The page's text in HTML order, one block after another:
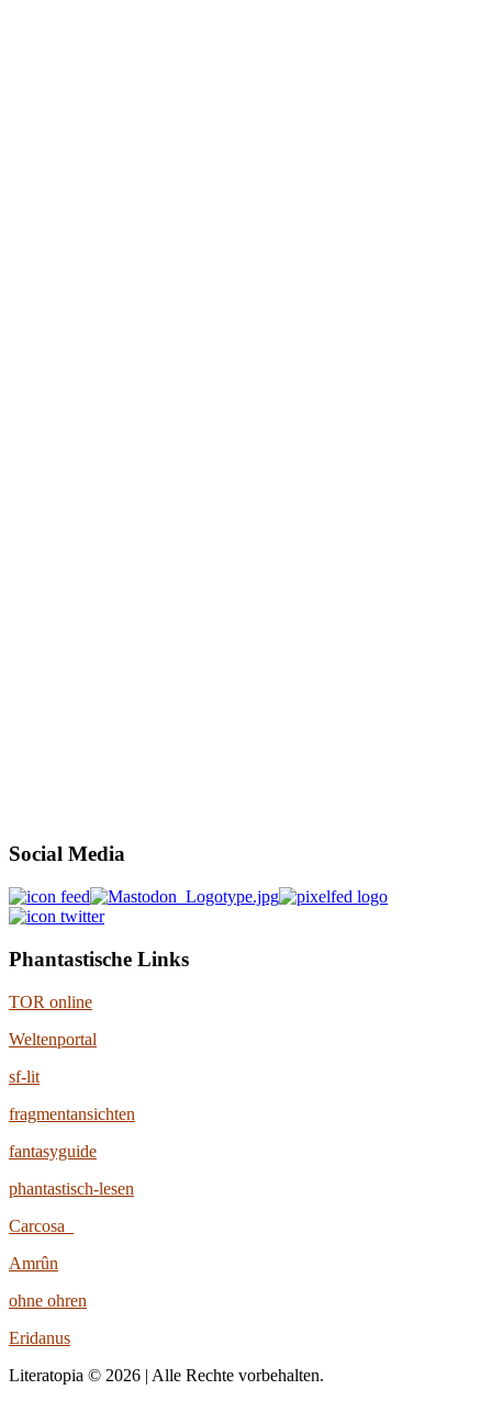
Social Media
Phantastische Links
TOR online
Weltenportal
sf-lit
fragmentansichten
fantasyguide
phantastisch-lesen
Carcosa
Amrûn
ohne ohren
Eridanus
Literatopia © 2026 | Alle Rechte vorbehalten.